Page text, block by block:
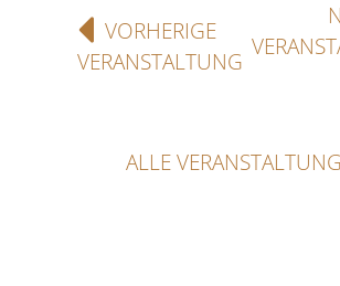
VORHERIGE
VERANSTALTUNG
ALLE